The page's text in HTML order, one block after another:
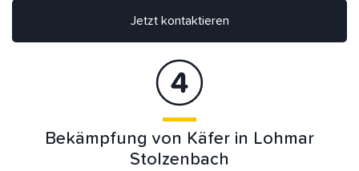
Jetzt kontaktieren
Bekämpfung von Käfer in Lohmar
Stolzenbach